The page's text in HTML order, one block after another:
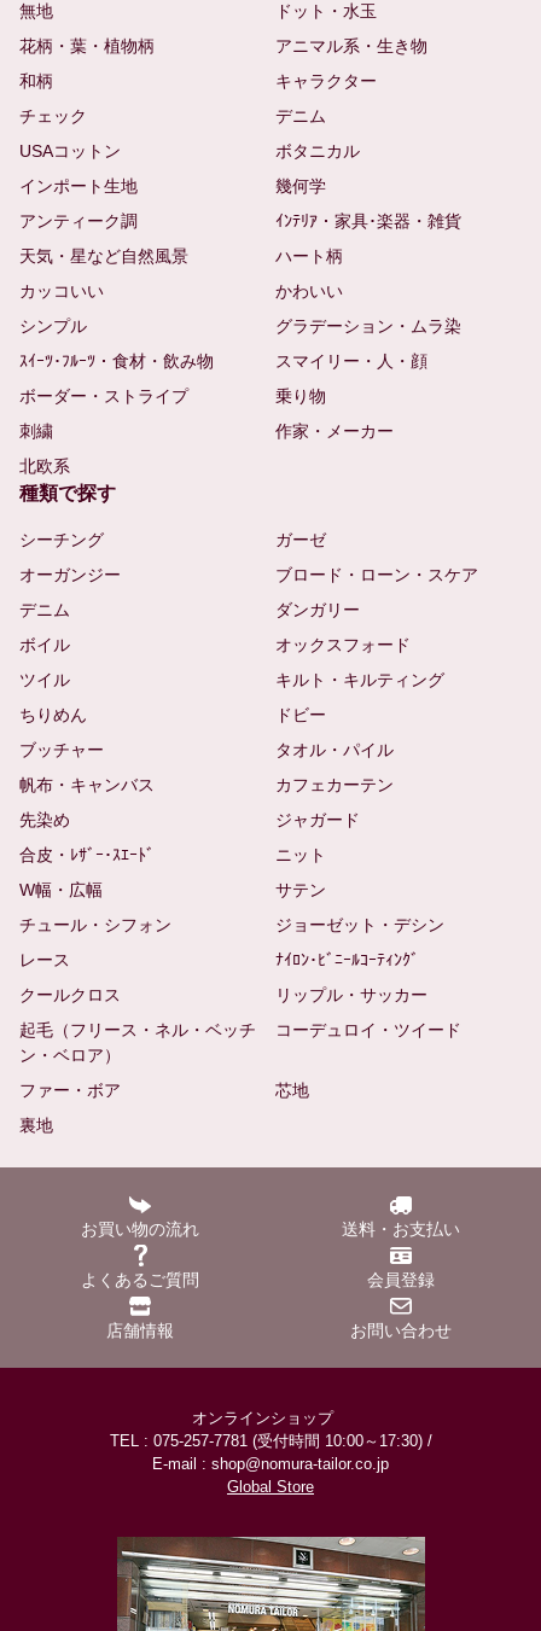
無地
ドット・水玉
花柄・葉・植物柄
アニマル系・生き物
和柄
キャラクター
チェック
デニム
USAコットン
ボタニカル
インポート生地
幾何学
アンティーク調
ｲﾝﾃﾘｱ・家具･楽器・雑貨
天気・星など自然風景
ハート柄
カッコいい
かわいい
シンプル
グラデーション・ムラ染
ｽｲｰﾂ･ﾌﾙｰﾂ・食材・飲み物
スマイリー・人・顔
ボーダー・ストライプ
乗り物
刺繍
作家・メーカー
北欧系
種類で探す
シーチング
ガーゼ
オーガンジー
ブロード・ローン・スケア
デニム
ダンガリー
ボイル
オックスフォード
ツイル
キルト・キルティング
ちりめん
ドビー
ブッチャー
タオル・パイル
帆布・キャンバス
カフェカーテン
先染め
ジャガード
合皮・ﾚｻﾞｰ･ｽｴｰﾄﾞ
ニット
W幅・広幅
サテン
チュール・シフォン
ジョーゼット・デシン
レース
ﾅｲﾛﾝ･ﾋﾞﾆｰﾙｺｰﾃｨﾝｸﾞ
クールクロス
リップル・サッカー
起毛（フリース・ネル・ベッチ
ン・ベロア）
コーデュロイ・ツイード
ファー・ボア
芯地
裏地
お買い物の流れ 送料・お支払い
よくあるご質問 会員登録
店舗情報 お問い合わせ
オンラインショップ
TEL : 075-257-7781 (受付時間 10:00～17:30) /
E-mail : shop@nomura-tailor.co.jp
Global Store